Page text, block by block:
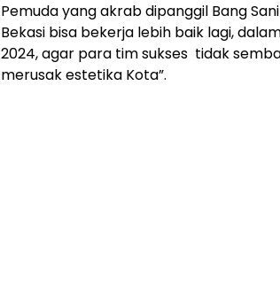
Pemuda yang akrab dipanggil Bang
Bekasi bisa bekerja lebih baik lagi,
2024, agar para tim sukses tidak
merusak estetika Kota”.